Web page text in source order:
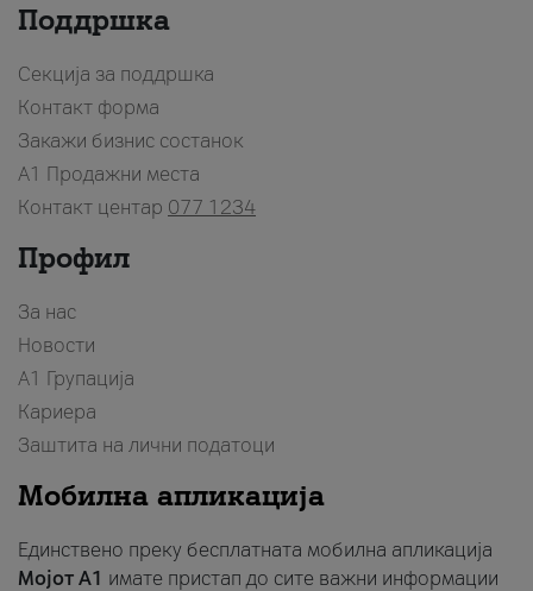
Поддршка
Секција за поддршка
Контакт форма
Закажи бизнис состанок
A1 Продажни места
Контакт центар 077 1234
Профил
За нас
Новости
А1 Групација
Кариера
Заштита на лични податоци
Мобилна апликација
Единствено преку бесплатната мобилна апликација
Мојот A1 имате пристап до сите важни информации